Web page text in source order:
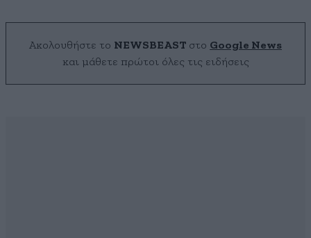
Ακολουθήστε το NEWSBEAST στο Google News
και μάθετε πρώτοι όλες τις ειδήσεις